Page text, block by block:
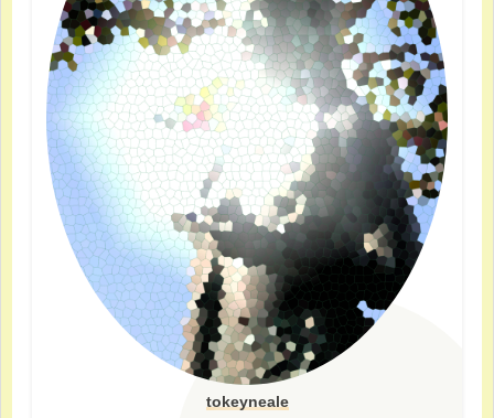
tokeyneale